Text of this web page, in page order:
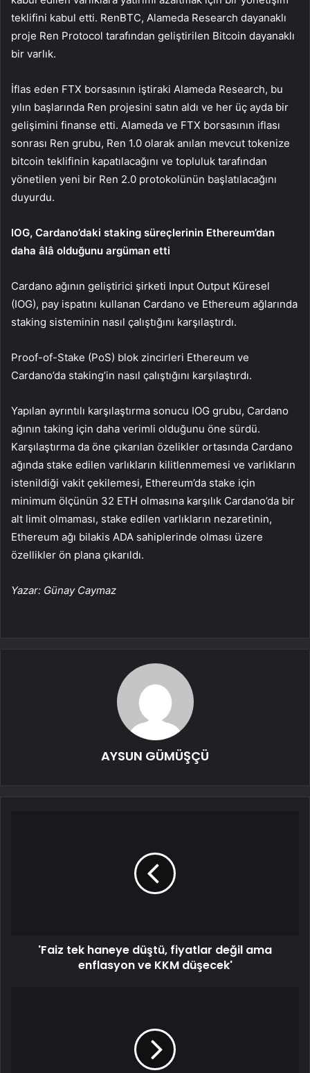
teklifini kabul etti. RenBTC, Alameda Research dayanaklı
proje Ren Protocol tarafından geliştirilen Bitcoin dayanaklı
bir varlık.
İflas eden FTX borsasının iştiraki Alameda Research, bu
yılın başlarında Ren projesini satın aldı ve her üç ayda bir
gelişimini finanse etti. Alameda ve FTX borsasının iflası
sonrası Ren grubu, Ren 1.0 olarak anılan mevcut tokenize
bitcoin teklifinin kapatılacağını ve topluluk tarafından
yönetilen yeni bir Ren 2.0 protokolünün başlatılacağını
duyurdu.
IOG, Cardano’daki staking süreçlerinin Ethereum’dan
daha âlâ olduğunu argüman etti
Cardano ağının geliştirici şirketi Input Output Küresel
(IOG), pay ispatını kullanan Cardano ve Ethereum ağlarında
staking sisteminin nasıl çalıştığını karşılaştırdı.
Proof-of-Stake (PoS) blok zincirleri Ethereum ve
Cardano’da staking’in nasıl çalıştığını karşılaştırdı.
Yapılan ayrıntılı karşılaştırma sonucu IOG grubu, Cardano
ağının taking için daha verimli olduğunu öne sürdü.
Karşılaştırma da öne çıkarılan özelikler ortasında Cardano
ağında stake edilen varlıkların kilitlenmemesi ve varlıkların
istenildiği vakit çekilemesi, Ethereum’da stake için
minimum ölçünün 32 ETH olmasına karşılık Cardano’da bir
alt limit olmaması, stake edilen varlıkların nezaretinin,
Ethereum ağı bilakis ADA sahiplerinde olması üzere
özellikler ön plana çıkarıldı.
Yazar: Günay Caymaz
AYSUN GÜMÜŞÇÜ
'Faiz tek haneye düştü, fiyatlar değil ama
enflasyon ve KKM düşecek'